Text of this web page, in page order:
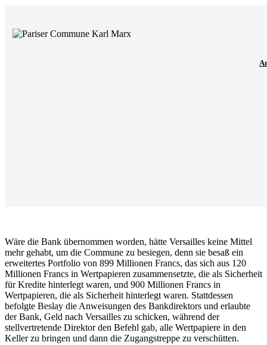
Wäre die Bank übernommen worden, hätte Versailles keine Mittel
mehr gehabt, um die Commune zu besiegen, denn sie besaß ein
erweitertes Portfolio von 899 Millionen Francs, das sich aus 120
Millionen Francs in Wertpapieren zusammensetzte, die als Sicherheit
für Kredite hinterlegt waren, und 900 Millionen Francs in
Wertpapieren, die als Sicherheit hinterlegt waren. Stattdessen
befolgte Beslay die Anweisungen des Bankdirektors und erlaubte
der Bank, Geld nach Versailles zu schicken, während der
stellvertretende Direktor den Befehl gab, alle Wertpapiere in den
Keller zu bringen und dann die Zugangstreppe zu verschütten.